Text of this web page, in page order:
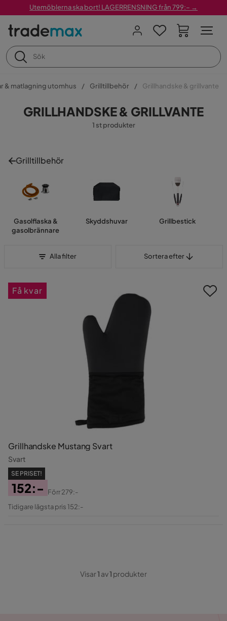
Utemöblerna ska bort! LAGERRENSNING från 799:– →
& matlagning utomhus Grilltillbehör Grillhandske & grillvante
GRILLHANDSKE & GRILLVANTE
1 st produkter
Grilltillbehör
Gasolflaska &
gasolbrännare
Skyddshuvar Grillbestick
Alla filter Sortera efter
Grillhandske Mustang Svart
Svart
SE PRISET!
Pris
152:-
Original
Förr279:-
Tidigare lägsta pris 152:-
Få kvar
Visar1 av1 produkter